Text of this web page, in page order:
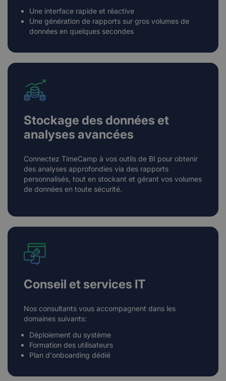
Une interface rapide et réactive
Une génération de rapports sur gros volumes de
données en quelques secondes
Stockage des données et
analyses avancées
Connectez TimeCamp à vos outils de BI pour obtenir
des analyses approfondies via des rapports
personnalisés, tout en stockant et gérant vos volumes
de données en toute sécurité.
Conseil et services IT
Nos consultants vous accompagnent dans les
domaines suivants:
Déploiement du système
Formation des utilisateurs
Plan d'onboarding dédié